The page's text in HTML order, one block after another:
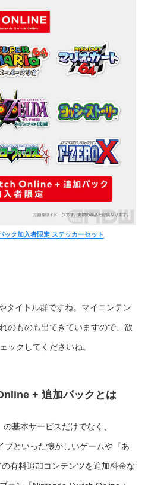
ク加入者限定 ステッカーセット
タイトル群ですね。マイニンテン
のものも出てきていますので、欲
ックしてくださいね。
+ 追加パックとは
基本サービスだけでなく、
ブといった懐かしいゲームや『あ
有料追加コンテンツを追加料金な